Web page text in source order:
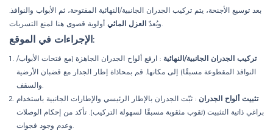
بعد توسيع الأجنحة، يتم تركيب الجدران الجانبية/النهائية المفتوحة، ثم الأبواب والنوافذ.
ويُعدّ العزل المائي أولوية قصوى هنا لمنع التسربات.
الإجراءات في الموقع:
تركيب الجدران الجانبية/النهائية : ارفع ألواح الجدران الجاهزة (مع فتحات الأبواب/
النوافذ المقطوعة مسبقًا) إلى مكانها. قم بمحاذاة إطار الجدار مع قضبان الأرضية
والسقف.
تثبيت ألواح الجدران : ثبّت الجدران بالإطار الرئيسي والإطارات الجانبية باستخدام
براغي ذاتية التثبيت (ثقوب مثقوبة مسبقًا لسهولة التركيب). تأكد من إحكام الوصلات
وعدم وجود فجوات.